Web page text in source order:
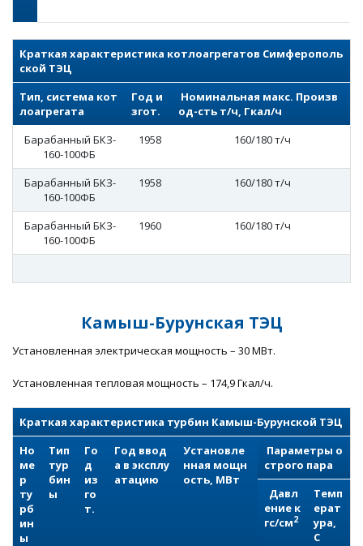
Краткая характеристика котлоагрегатов Симферополь
ской ТЭЦ
Тип, система кот
лоагрегата
Год и
згот.
Номинальная макс. Произв
од-сть т/ч, Гкал/ч
Барабанный БКЗ-
160-100ФБ
1958 160/180 т/ч
Барабанный БКЗ-
160-100ФБ
1958 160/180 т/ч
Барабанный БКЗ-
160-100ФБ
1960 160/180 т/ч
Камыш-Бурунская ТЭЦ
Установленная электрическая мощность – 30 МВт.
Установленная тепловая мощность – 174,9 Гкал/ч.
Краткая характеристика турбин Камыш-Бурунской ТЭЦ
Но
ме
р
ту
рб
ин
ы
Тип
тур
бин
ы
Го
д
из
го
т.
Год ввод
а в эксплу
атацию
Установле
нная мощн
ость, МВт
Параметры о
строго пара
Давл
ение к
гс/см2
Темп
ерат
ура,
С